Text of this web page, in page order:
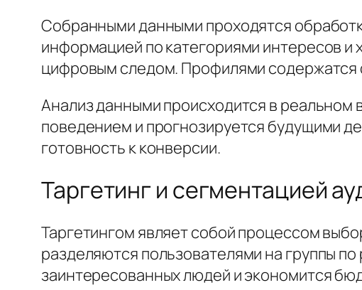
Собранными данными проходятся
информацией по категориями интересов
цифровым следом. Профилями содержатся
Анализ данными происходится в
поведением и прогнозируется будущими
готовность к конверсии.
Таргетинг и сегментацией
Таргетингом являет собой процессом
разделяются пользователями на группы
заинтересованных людей и экономится